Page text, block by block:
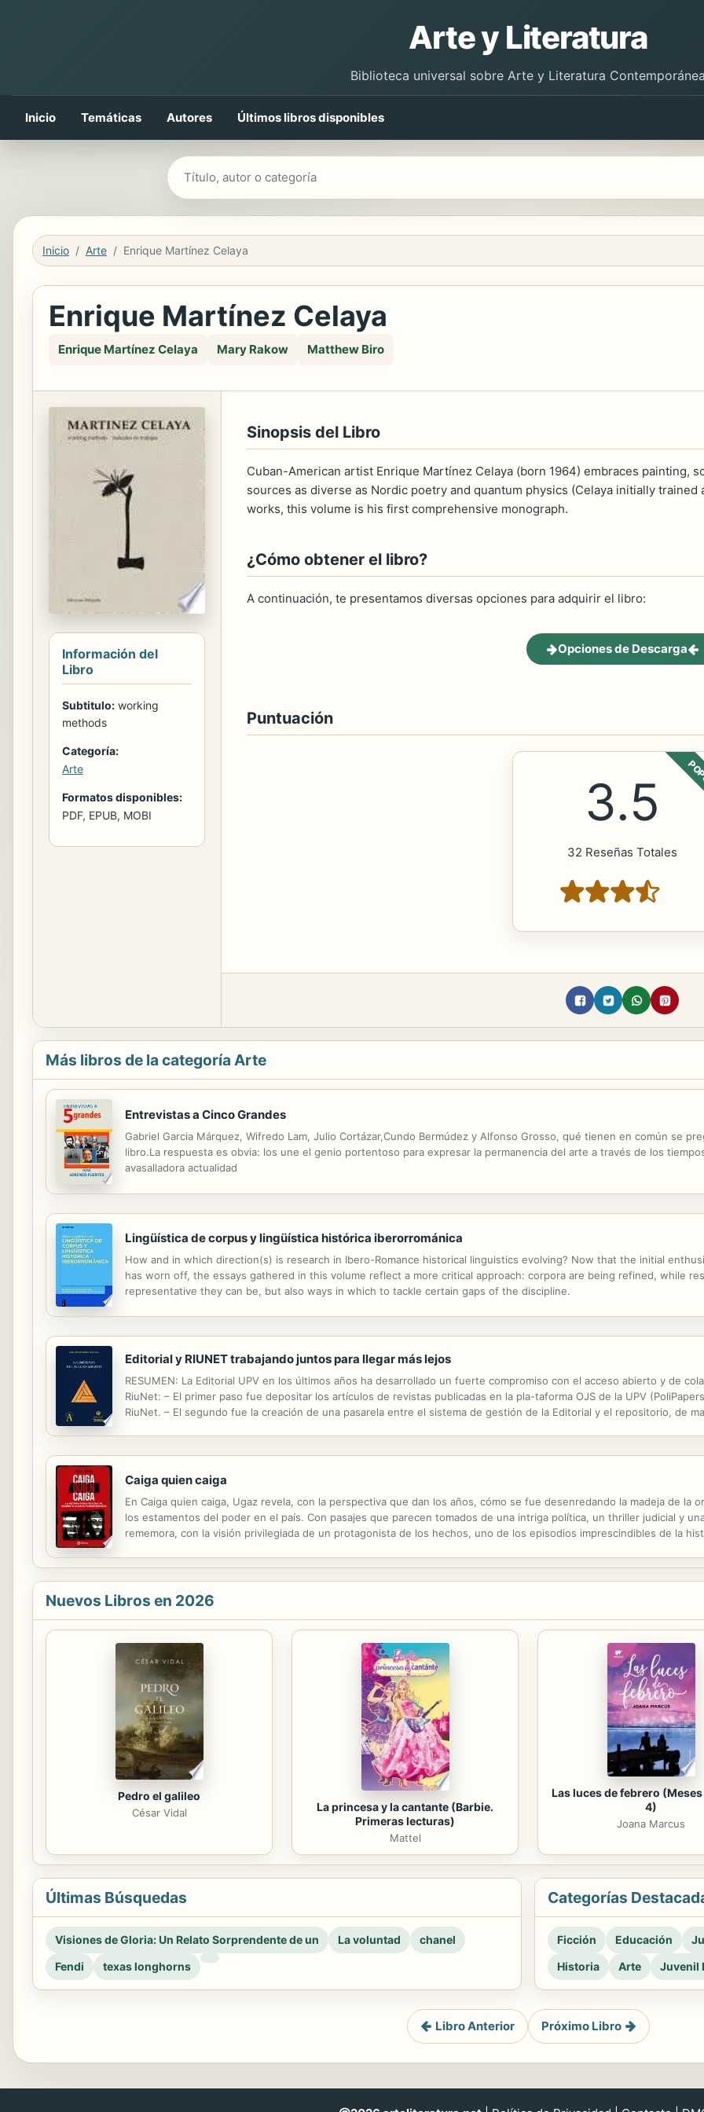
Arte y Literatura
Biblioteca universal sobre Arte y Literatura
Inicio Temáticas Autores Últimos libros disponibles
Buscar libros
Inicio Arte Enrique Martínez Celaya
Enrique Martínez Celaya
Enrique Martínez Celaya Mary Rakow Matthew Biro
Información del
Libro
Subtitulo: working
methods
Categoría:
Arte
Formatos disponibles:
PDF, EPUB, MOBI
Sinopsis del Libro
Cuban-American artist Enrique Martínez Celaya (born 1964) embraces painting,
sources as diverse as Nordic poetry and quantum physics (Celaya initially
works, this volume is his first comprehensive monograph.
¿Cómo obtener el libro?
A continuación, te presentamos diversas opciones para adquirir el libro:
Opciones de Descarga
Puntuación
3.5
32 Reseñas Totales
Más libros de la categoría Arte
Entrevistas a Cinco Grandes
Gabriel Garcia Márquez, Wifredo Lam, Julio Cortázar,Cundo Bermúdez y Alfonso Grosso, qué tienen en común se
libro.La respuesta es obvia: los une el genio portentoso para expresar la permanencia del arte a través de los
avasalladora actualidad
Lingüística de corpus y lingüística histórica iberorrománica
How and in which direction(s) is research in Ibero-Romance historical linguistics evolving? Now that the initial
has worn off, the essays gathered in this volume reflect a more critical approach: corpora are being refined, while
representative they can be, but also ways in which to tackle certain gaps of the discipline.
Editorial y RIUNET trabajando juntos para llegar más lejos
RESUMEN: La Editorial UPV en los últimos años ha desarrollado un fuerte compromiso con el acceso abierto y de
RiuNet: – El primer paso fue depositar los artículos de revistas publicadas en la pla-taforma OJS de la UPV
RiuNet. – El segundo fue la creación de una pasarela entre el sistema de gestión de la Editorial y el repositorio, de
Caiga quien caiga
En Caiga quien caiga, Ugaz revela, con la perspectiva que dan los años, cómo se fue desenredando la madeja de la
los estamentos del poder en el país. Con pasajes que parecen tomados de una intriga política, un thriller judicial y
rememora, con la visión privilegiada de un protagonista de los hechos, uno de los episodios imprescindibles de la
Nuevos Libros en 2026
Pedro el galileo
César Vidal
La princesa y la cantante (Barbie.
Primeras lecturas)
Mattel
Las luces de febrero
4)
Joana Marcus
Últimas Búsquedas
Visiones de Gloria: Un Relato Sorprendente de un La voluntad
chanel
Fendi
texas longhorns
Categorías
Ficción Educación
Historia
Arte Juvenil
Libro Anterior Próximo Libro